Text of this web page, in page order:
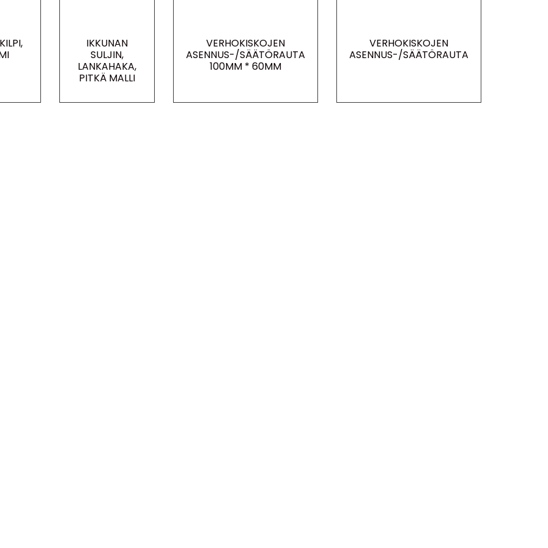
IKKUNAN
SULJIN,
LANKAHAKA,
PITKÄ MALLI
VERHOKISKOJEN
ASENNUS-/SÄÄTÖRAUTA
100MM * 60MM
VERHOKISKOJEN
ASENNUS-/SÄÄTÖRAUTA